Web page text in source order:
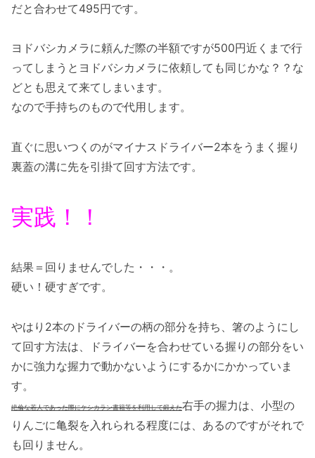
だと合わせて495円です。
ヨドバシカメラに頼んだ際の半額ですが500円近くまで行
ってしまうとヨドバシカメラに依頼しても同じかな？？な
どとも思えて来てしまいます。
なので手持ちのもので代用します。
直ぐに思いつくのがマイナスドライバー2本をうまく握り
裏蓋の溝に先を引掛て回す方法です。
実践！！
結果＝回りませんでした・・・。
硬い！硬すぎです。
やはり2本のドライバーの柄の部分を持ち、箸のようにし
て回す方法は、ドライバーを合わせている握りの部分をい
かに強力な握力で動かないようにするかにかかっていま
す。
絶倫な若人であった際にケシカラン書籍等を利用して鍛えた右手の握力は、小型の
りんごに亀裂を入れられる程度には、あるのですがそれで
も回りません。